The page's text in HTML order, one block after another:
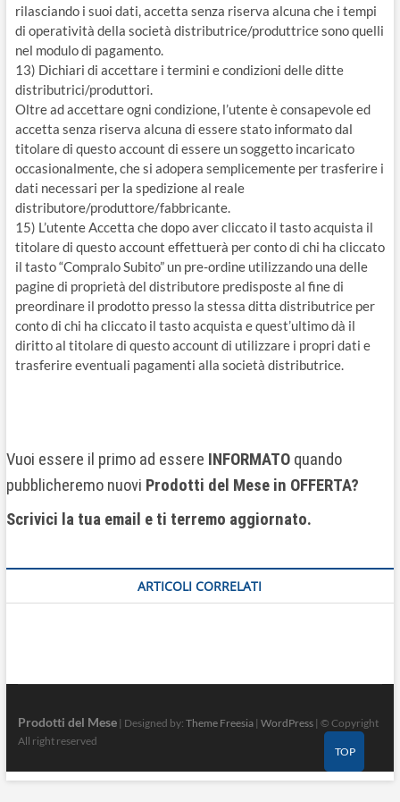
rilasciando i suoi dati, accetta senza riserva alcuna che i tempi
di operatività della società distributrice/produttrice sono quelli
nel modulo di pagamento.
13) Dichiari di accettare i termini e condizioni delle ditte
distributrici/produttori.
Oltre ad accettare ogni condizione, l’utente è consapevole ed
accetta senza riserva alcuna di essere stato informato dal
titolare di questo account di essere un soggetto incaricato
occasionalmente, che si adopera semplicemente per trasferire i
dati necessari per la spedizione al reale
distributore/produttore/fabbricante.
15) L’utente Accetta che dopo aver cliccato il tasto acquista il
titolare di questo account effettuerà per conto di chi ha cliccato
il tasto “Compralo Subito” un pre-ordine utilizzando una delle
pagine di proprietà del distributore predisposte al fine di
preordinare il prodotto presso la stessa ditta distributrice per
conto di chi ha cliccato il tasto acquista e quest’ultimo dà il
diritto al titolare di questo account di utilizzare i propri dati e
trasferire eventuali pagamenti alla società distributrice.
Vuoi essere il primo ad essere INFORMATOquando
pubblicheremo nuovi Prodotti del Mese in OFFERTA?
Scrivici la tua email e ti terremo aggiornato.
ARTICOLI CORRELATI
Prodotti del Mese| Designed by: Theme Freesia| WordPress| © Copyright
All right reserved
TOP